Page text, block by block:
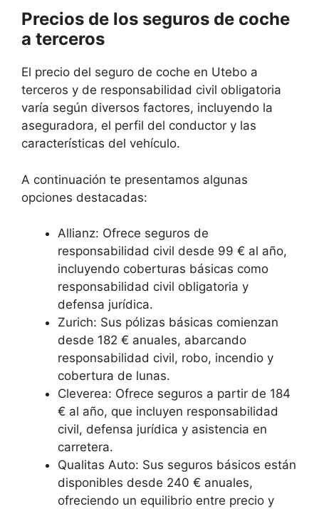
Precios de los seguros de coche
a terceros
El precio del seguro de coche en Utebo a
terceros y de responsabilidad civil obligatoria
varía según diversos factores, incluyendo la
aseguradora, el perfil del conductor y las
características del vehículo.
A continuación te presentamos algunas
opciones destacadas:
Allianz: Ofrece seguros de
responsabilidad civil desde 99 € al año,
incluyendo coberturas básicas como
responsabilidad civil obligatoria y
defensa jurídica.
Zurich: Sus pólizas básicas comienzan
desde 182 € anuales, abarcando
responsabilidad civil, robo, incendio y
cobertura de lunas.
Cleverea: Ofrece seguros a partir de 184
€ al año, que incluyen responsabilidad
civil, defensa jurídica y asistencia en
carretera.
Qualitas Auto: Sus seguros básicos están
disponibles desde 240 € anuales,
ofreciendo un equilibrio entre precio y